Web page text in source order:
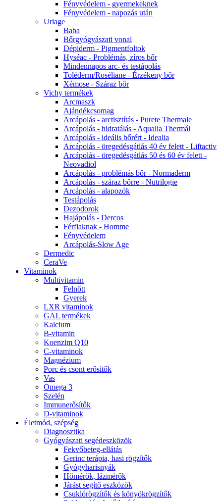
Fényvédelem - gyermekeknek
Fényvédelem - napozás után
Uriage
Baba
Bőrgyógyászati vonal
Dépiderm - Pigmentfoltok
Hyséac - Problémás, zíros bőr
Mindennapos arc- és testápolás
Toléderm/Roséliane - Érzékeny bőr
Xémose - Száraz bőr
Vichy termékek
Arcmaszk
Ajándékcsomag
Arcápolás - arctisztítás - Purete Thermale
Arcápolás - hidratálás - Aqualia Thermál
Arcápolás - ideális bőrért - Idealia
Arcápolás - öregedésgátlás 40 év felett - Liftactiv
Arcápolás - öregedésgátlás 50 és 60 év felett -
Neovadiol
Arcápolás - problémás bőr - Normaderm
Arcápolás - száraz bőrre - Nutrilogie
Arcápolás - alapozók
Testápolás
Dezodorok
Hajápolás - Dercos
Férfiaknak - Homme
Fényvédelem
Arcápolás-Slow Age
Dermedic
CeraVe
Vitaminok
Multivitamin
Felnőtt
Gyerek
LXR vitaminok
GAL termékek
Kalcium
B-vitamin
Koenzim Q10
C-vitaminok
Magnézium
Porc és csont erősítők
Vas
Omega 3
Szelén
Immunerősítők
D-vitaminok
Életmód, szépség
Diagnosztika
Gyógyászati segédeszközök
Fekvőbeteg-ellátás
Gerinc terápia, hasi rögzítők
Gyógyharisnyák
Hőmérők, lázmérők
Járást segítő eszközök
Csuklórögzítők és könyökrögzítők